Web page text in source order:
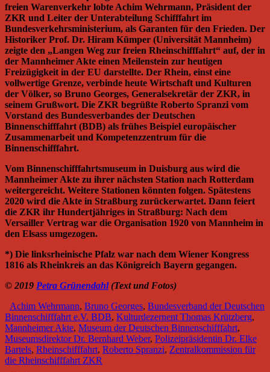
freien Warenverkehr lobte Achim Wehrmann, Präsident der
ZKR und Leiter der Unterabteilung Schifffahrt im
Bundesverkehrsministerium, als Garanten für den Frieden. Der
Historiker Prof. Dr. Hiram Kümper (Universität Mannheim)
zeigte den „Langen Weg zur freien Rheinschifffahrt“ auf, der in
der Mannheimer Akte einen Meilenstein zur heutigen
Freizügigkeit in der EU darstellte. Der Rhein, einst eine
vollwertige Grenze, verbinde heute Wirtschaft und Kulturen
der Völker, so Bruno Georges, Generalsekretär der ZKR, in
seinem Grußwort. Die ZKR begrüßte Roberto Spranzi vom
Vorstand des Bundesverbandes der Deutschen
Binnenschifffahrt (BDB) als frühes Beispiel europäischer
Zusammenarbeit und Kompetenzzentrum für die
Binnenschifffahrt.
Vom Binnenschifffahrtsmuseum in Duisburg aus wird die
Mannheimer Akte zu ihrer nächsten Station nach Rotterdam
weitergereicht. Weitere Stationen könnten folgen. Spätestens
2020 wird die Akte in Straßburg zurückerwartet. Dann feiert
die ZKR ihr Hundertjähriges in Straßburg: Nach dem
Versailler Vertrag war die Organisation 1920 von Mannheim in
den Elsass umgezogen.
*) Die linksrheinische Pfalz war nach dem Wiener Kongress
1816 als Rheinkreis an das Königreich Bayern gegangen.
© 2019 Petra Grünendahl(Text und Fotos)
Achim Wehrmann, Bruno Georges, Bundesverband der Deutschen
Binnenschifffahrt e.V. BDB, Kulturdezernent Thomas Krützberg,
Mannheimer Akte, Museum der Deutschen Binnenschifffahrt,
Museumsdirektor Dr. Bernhard Weber, Polizeipräsidentin Dr. Elke
Bartels, Rheinschifffahrt, Roberto Spranzi, Zentralkommission für
die Rheinschifffahrt ZKR